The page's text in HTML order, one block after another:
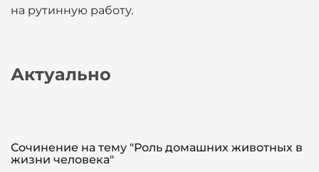
на рутинную работу.
Актуально
Сочинение на тему "Роль домашних животных в
жизни человека"